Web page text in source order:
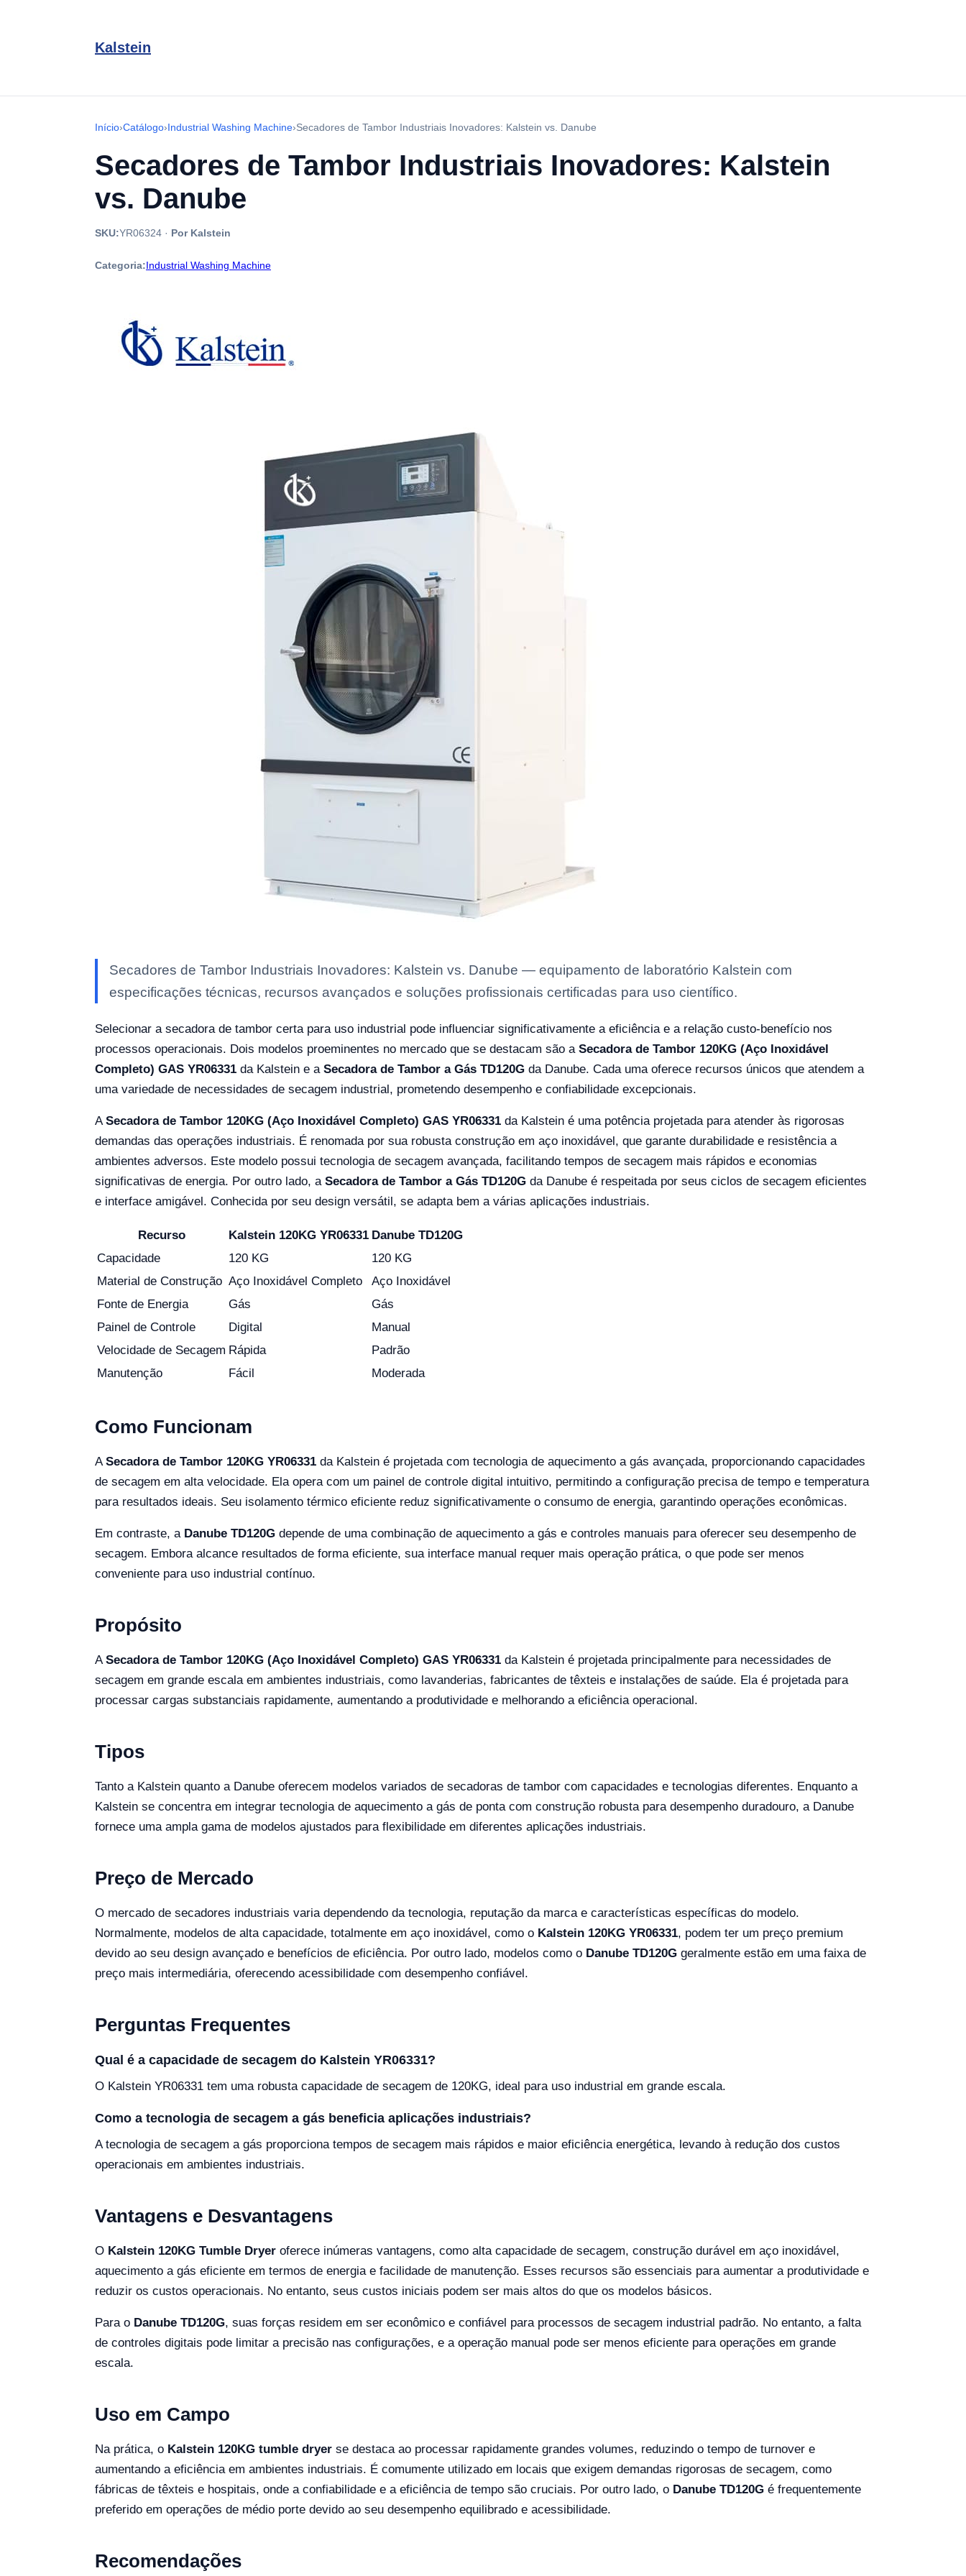
Kalstein
Início›Catálogo›Industrial Washing Machine›Secadores de Tambor Industriais Inovadores: Kalstein vs. Danube
Secadores de Tambor Industriais Inovadores: Kalstein
vs. Danube
SKU:YR06324 · Por Kalstein
Categoria:Industrial Washing Machine
Secadores de Tambor Industriais Inovadores: Kalstein vs. Danube — equipamento de laboratório Kalstein com
especificações técnicas, recursos avançados e soluções profissionais certificadas para uso científico.
Selecionar a secadora de tambor certa para uso industrial pode influenciar significativamente a eficiência e a relação custo-benefício nos
processos operacionais. Dois modelos proeminentes no mercado que se destacam são a Secadora de Tambor 120KG (Aço Inoxidável
Completo) GAS YR06331 da Kalstein e a Secadora de Tambor a Gás TD120G da Danube. Cada uma oferece recursos únicos que atendem a
uma variedade de necessidades de secagem industrial, prometendo desempenho e confiabilidade excepcionais.
ASecadora de Tambor 120KG (Aço Inoxidável Completo) GAS YR06331 da Kalstein é uma potência projetada para atender às rigorosas
demandas das operações industriais. É renomada por sua robusta construção em aço inoxidável, que garante durabilidade e resistência a
ambientes adversos. Este modelo possui tecnologia de secagem avançada, facilitando tempos de secagem mais rápidos e economias
significativas de energia. Por outro lado, a Secadora de Tambor a Gás TD120G da Danube é respeitada por seus ciclos de secagem eficientes
e interface amigável. Conhecida por seu design versátil, se adapta bem a várias aplicações industriais.
Recurso Kalstein 120KG YR06331 Danube TD120G
Capacidade
120 KG
120 KG
Material de Construção Aço Inoxidável Completo
Aço Inoxidável
Fonte de Energia
Gás
Gás
Painel de Controle
Digital
Manual
Velocidade de Secagem Rápida
Padrão
Manutenção
Fácil Moderada
Como Funcionam
ASecadora de Tambor 120KG YR06331 da Kalstein é projetada com tecnologia de aquecimento a gás avançada, proporcionando capacidades
de secagem em alta velocidade. Ela opera com um painel de controle digital intuitivo, permitindo a configuração precisa de tempo e temperatura
para resultados ideais. Seu isolamento térmico eficiente reduz significativamente o consumo de energia, garantindo operações econômicas.
Em contraste, a Danube TD120G depende de uma combinação de aquecimento a gás e controles manuais para oferecer seu desempenho de
secagem. Embora alcance resultados de forma eficiente, sua interface manual requer mais operação prática, o que pode ser menos
conveniente para uso industrial contínuo.
Propósito
ASecadora de Tambor 120KG (Aço Inoxidável Completo) GAS YR06331 da Kalstein é projetada principalmente para necessidades de
secagem em grande escala em ambientes industriais, como lavanderias, fabricantes de têxteis e instalações de saúde. Ela é projetada para
processar cargas substanciais rapidamente, aumentando a produtividade e melhorando a eficiência operacional.
Tipos
Tanto a Kalstein quanto a Danube oferecem modelos variados de secadoras de tambor com capacidades e tecnologias diferentes. Enquanto a
Kalstein se concentra em integrar tecnologia de aquecimento a gás de ponta com construção robusta para desempenho duradouro, a Danube
fornece uma ampla gama de modelos ajustados para flexibilidade em diferentes aplicações industriais.
Preço de Mercado
O mercado de secadores industriais varia dependendo da tecnologia, reputação da marca e características específicas do modelo.
Normalmente, modelos de alta capacidade, totalmente em aço inoxidável, como o Kalstein 120KG YR06331, podem ter um preço premium
devido ao seu design avançado e benefícios de eficiência. Por outro lado, modelos como o Danube TD120G geralmente estão em uma faixa de
preço mais intermediária, oferecendo acessibilidade com desempenho confiável.
Perguntas Frequentes
Qual é a capacidade de secagem do Kalstein YR06331?
O Kalstein YR06331 tem uma robusta capacidade de secagem de 120KG, ideal para uso industrial em grande escala.
Como a tecnologia de secagem a gás beneficia aplicações industriais?
A tecnologia de secagem a gás proporciona tempos de secagem mais rápidos e maior eficiência energética, levando à redução dos custos
operacionais em ambientes industriais.
Vantagens e Desvantagens
O Kalstein 120KG Tumble Dryer oferece inúmeras vantagens, como alta capacidade de secagem, construção durável em aço inoxidável,
aquecimento a gás eficiente em termos de energia e facilidade de manutenção. Esses recursos são essenciais para aumentar a produtividade e
reduzir os custos operacionais. No entanto, seus custos iniciais podem ser mais altos do que os modelos básicos.
Para o Danube TD120G, suas forças residem em ser econômico e confiável para processos de secagem industrial padrão. No entanto, a falta
de controles digitais pode limitar a precisão nas configurações, e a operação manual pode ser menos eficiente para operações em grande
escala.
Uso em Campo
Na prática, o Kalstein 120KG tumble dryer se destaca ao processar rapidamente grandes volumes, reduzindo o tempo de turnover e
aumentando a eficiência em ambientes industriais. É comumente utilizado em locais que exigem demandas rigorosas de secagem, como
fábricas de têxteis e hospitais, onde a confiabilidade e a eficiência de tempo são cruciais. Por outro lado, o Danube TD120G é frequentemente
preferido em operações de médio porte devido ao seu desempenho equilibrado e acessibilidade.
Recomendações